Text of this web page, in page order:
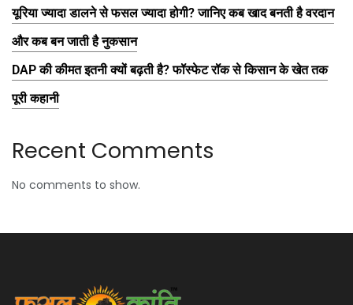
यूरिया ज्यादा डालने से फसल ज्यादा होगी? जानिए कब खाद बनती है वरदान
और कब बन जाती है नुकसान
DAP की कीमत इतनी क्यों बढ़ती है? फॉस्फेट रॉक से किसान के खेत तक
पूरी कहानी
Recent Comments
No comments to show.